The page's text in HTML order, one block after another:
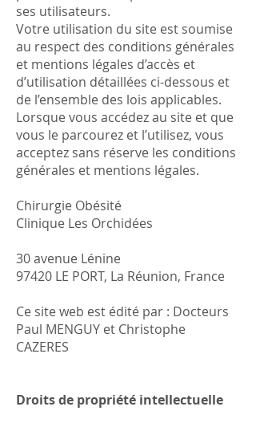
ses utilisateurs.
Votre utilisation du site est soumise
au respect des conditions générales
et mentions légales d’accès et
d’utilisation détaillées ci-dessous et
de l’ensemble des lois applicables.
Lorsque vous accédez au site et que
vous le parcourez et l’utilisez, vous
acceptez sans réserve les conditions
générales et mentions légales.
Chirurgie Obésité
Clinique Les Orchidées
30 avenue Lénine
97420 LE PORT, La Réunion, France
Ce site web est édité par : Docteurs
Paul MENGUY et Christophe
CAZERES
Droits de propriété intellectuelle